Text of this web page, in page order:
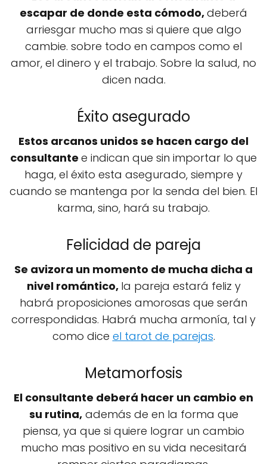
escapar de donde esta cómodo,deberá
arriesgar mucho mas si quiere que algo
cambie. sobre todo en campos como el
amor, el dinero y el trabajo. Sobre la salud, no
dicen nada.
Éxito asegurado
Estos arcanos unidos se hacen cargo del
consultante e indican que sin importar lo que
haga, el éxito esta asegurado, siempre y
cuando se mantenga por la senda del bien. El
karma, sino, hará su trabajo.
Felicidad de pareja
Se avizora un momento de mucha dicha a
nivel romántico, la pareja estará feliz y
habrá proposiciones amorosas que serán
correspondidas. Habrá mucha armonía, tal y
como dice el tarot de parejas.
Metamorfosis
El consultante deberá hacer un cambio en
su rutina,además de en la forma que
piensa, ya que si quiere lograr un cambio
mucho mas positivo en su vida necesitará